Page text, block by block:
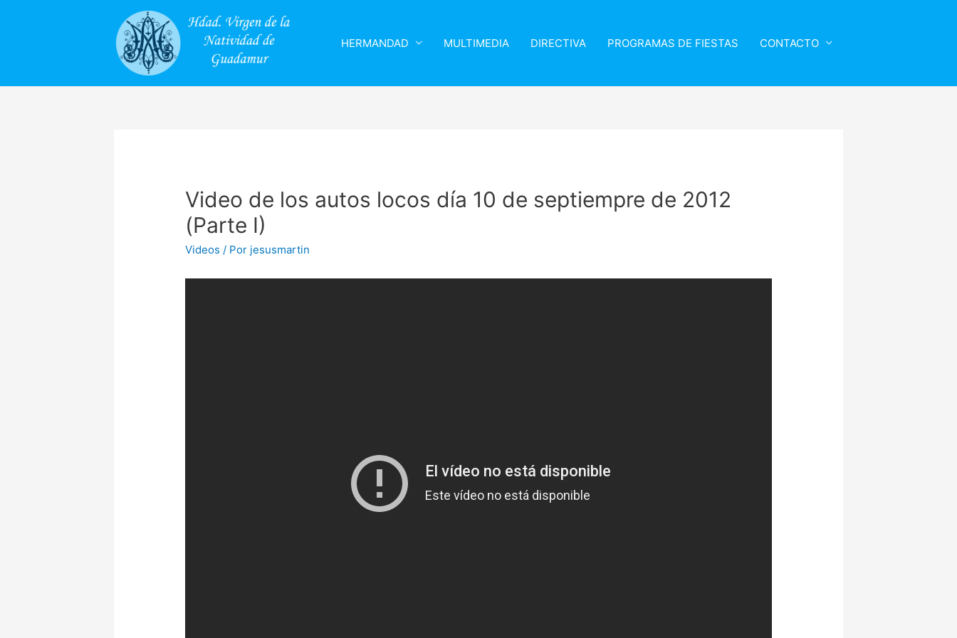
HERMANDAD MULTIMEDIA DIRECTIVA PROGRAMAS DE FIESTAS CONTACTO
Video de los autos locos día 10 de septiempre de 2012
(Parte I)
Videos / Por jesusmartin